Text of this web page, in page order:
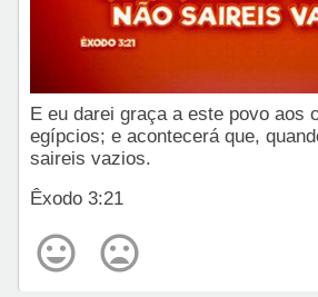
E eu darei graça a este povo aos
egípcios; e acontecerá que,
saireis vazios.
Êxodo 3:21